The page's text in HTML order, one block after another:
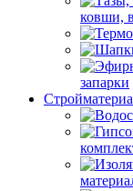
ковши,
запарки